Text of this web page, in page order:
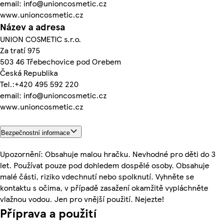
email: info@unioncosmetic.cz
www.unioncosmetic.cz
Název a adresa
UNION COSMETIC s.r.o.
Za tratí 975
503 46 Třebechovice pod Orebem
Česká Republika
Tel.:+420 495 592 220
email: info@unioncosmetic.cz
www.unioncosmetic.cz
Bezpečnostní informace
Upozornění: Obsahuje malou hračku. Nevhodné pro děti do 3
let. Používat pouze pod dohledem dospělé osoby. Obsahuje
malé části, riziko vdechnutí nebo spolknutí. Vyhněte se
kontaktu s očima, v případě zasažení okamžitě vypláchněte
vlažnou vodou. Jen pro vnější použití. Nejezte!
Příprava a použití